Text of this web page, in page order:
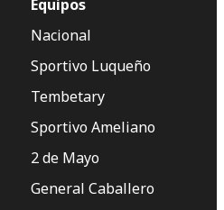
Equipos
Nacional
Sportivo Luqueño
Tembetary
Sportivo Ameliano
2 de Mayo
General Caballero